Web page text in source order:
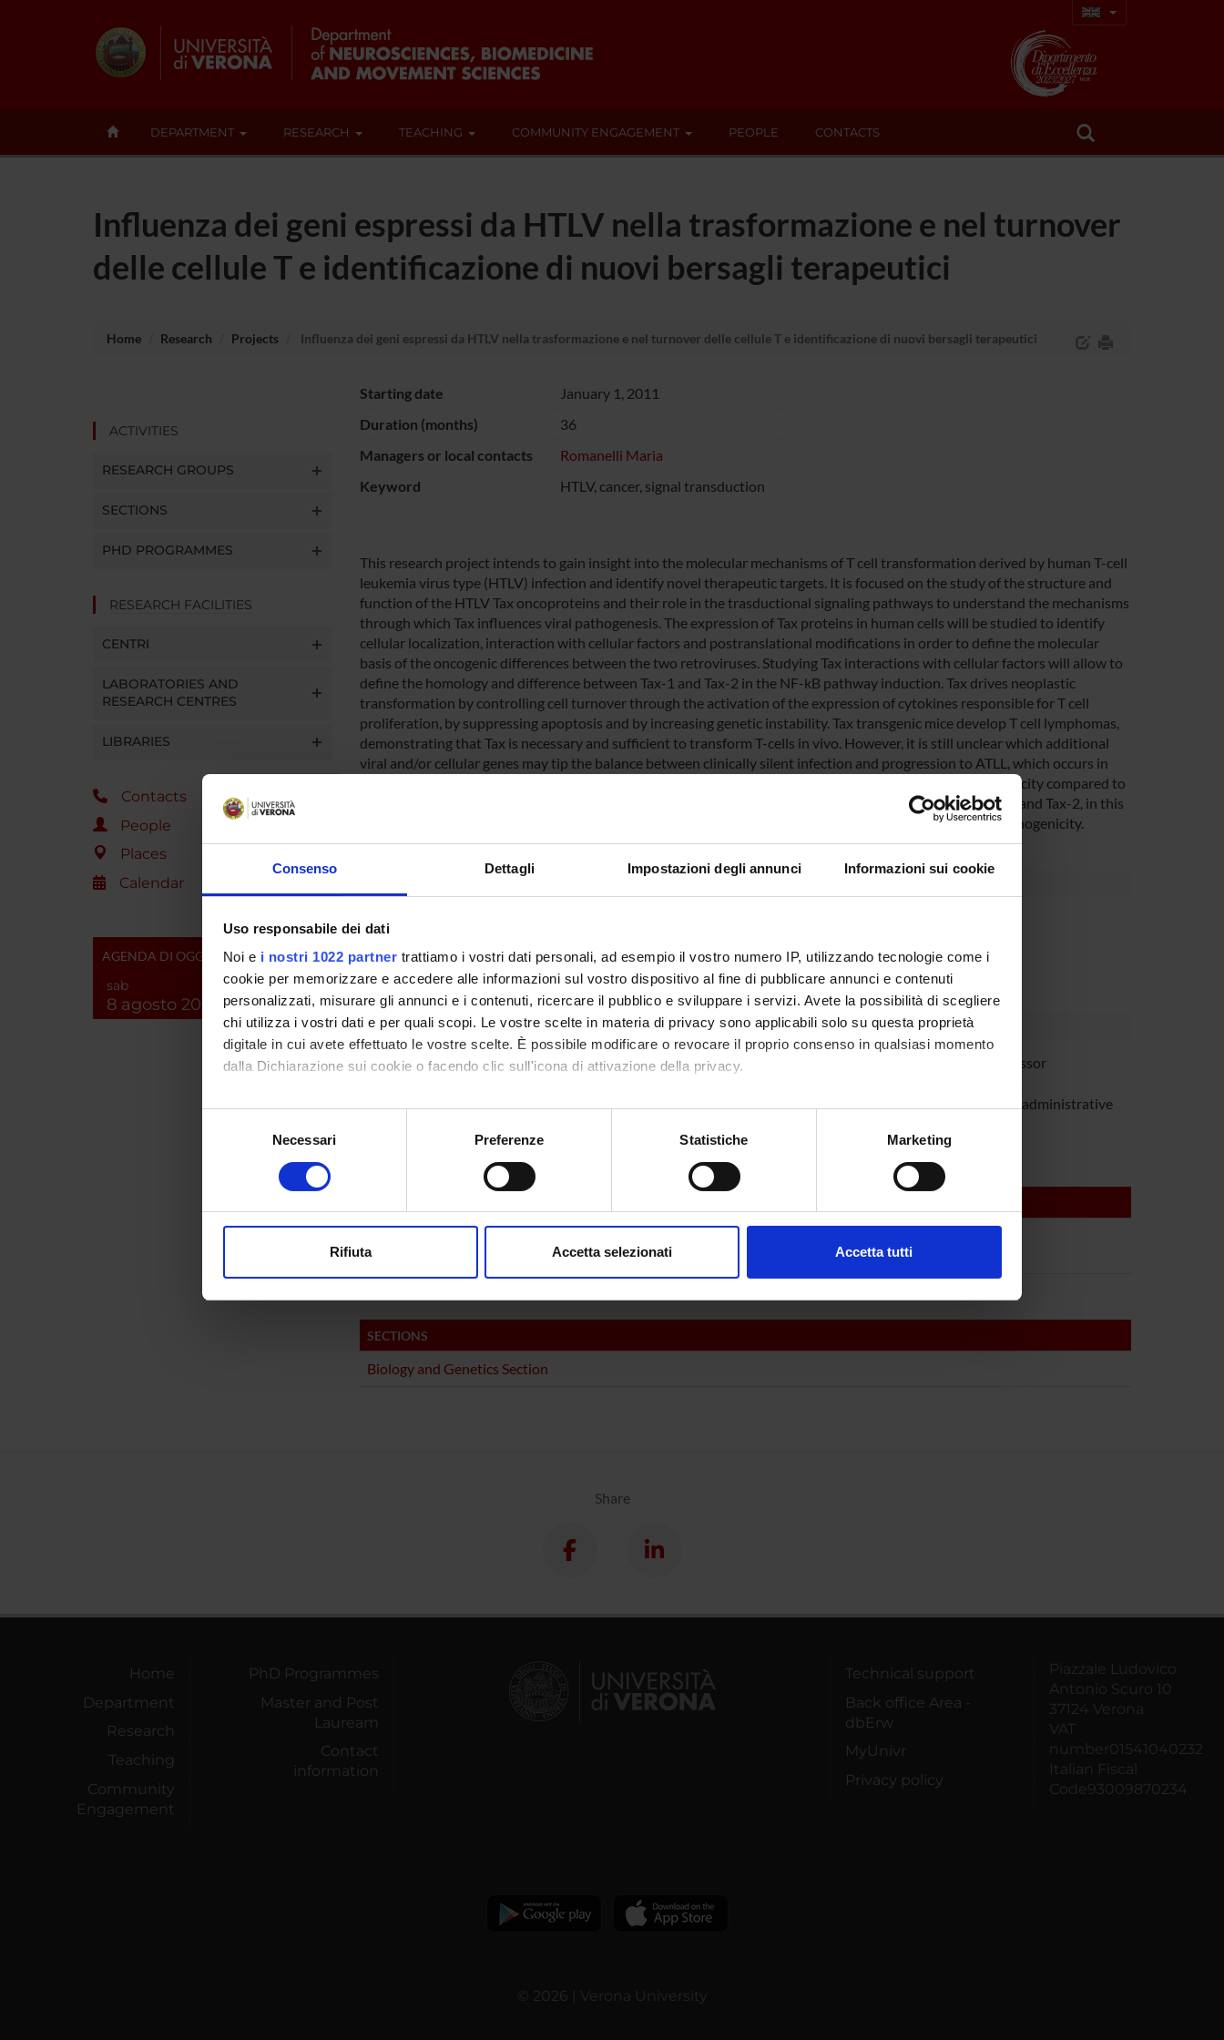
Consenso Dettagli Impostazioni degli annunci Informazioni sui cookie
Uso responsabile dei dati
Noi e i nostri 1022 partner trattiamo i vostri dati personali, ad esempio il vostro numero IP, utilizzando tecnologie come i
cookie per memorizzare e accedere alle informazioni sul vostro dispositivo al fine di pubblicare annunci e contenuti
personalizzati, misurare gli annunci e i contenuti, ricercare il pubblico e sviluppare i servizi. Avete la possibilità di scegliere
chi utilizza i vostri dati e per quali scopi. Le vostre scelte in materia di privacy sono applicabili solo su questa proprietà
digitale in cui avete effettuato le vostre scelte. È possibile modificare o revocare il proprio consenso in qualsiasi momento
dalla Dichiarazione sui cookie o facendo clic sull'icona di attivazione della privacy.
Con il tuo consenso, vorremmo anche:
raccogliere informazioni sulla tua posizione geografica, con un'approssimazione di qualche metro,
digitali).
modificare o ritirare il tuo consenso in qualsiasi momento dalla Dichiarazione sui cookie.
che hanno raccolto dal tuo utilizzo dei loro servizi.
Necessari Preferenze Statistiche Marketing
Rifiuta Accetta selezionati Accetta tutti
DEPARTMENT RESEARCH TEACHING COMMUNITY ENGAGEMENT PEOPLE CONTACTS
Influenza dei geni espressi da HTLV nella trasformazione e nel turnover
delle cellule T e identificazione di nuovi bersagli terapeutici
Home Research Projects Influenza dei geni espressi da HTLV nella trasformazione e nel turnover delle cellule T e identificazione di nuovi bersagli terapeutici
ACTIVITIES
RESEARCH GROUPS
SECTIONS
PHD PROGRAMMES
RESEARCH FACILITIES
CENTRI
LABORATORIES AND
RESEARCH CENTRES
LIBRARIES
Contacts
People
Places
Calendar
AGENDA DI OGGI
sab
8 agosto 2026
Starting date
January 1, 2011
Duration (months)
36
Managers or local contacts
Romanelli Maria
Keyword
HTLV, cancer, signal transduction
This research project intends to gain insight into the molecular mechanisms of T cell transformation derived by human T-cell
leukemia virus type (HTLV) infection and identify novel therapeutic targets. It is focused on the study of the structure and
function of the HTLV Tax oncoproteins and their role in the trasductional signaling pathways to understand the mechanisms
through which Tax influences viral pathogenesis. The expression of Tax proteins in human cells will be studied to identify
cellular localization, interaction with cellular factors and postranslational modifications in order to define the molecular
basis of the oncogenic differences between the two retroviruses. Studying Tax interactions with cellular factors will allow to
define the homology and difference between Tax-1 and Tax-2 in the NF-kB pathway induction. Tax drives neoplastic
transformation by controlling cell turnover through the activation of the expression of cytokines responsible for T cell
proliferation, by suppressing apoptosis and by increasing genetic instability. Tax transgenic mice develop T cell lymphomas,
demonstrating that Tax is necessary and sufficient to transform T-cells in vivo. However, it is still unclear which additional
viral and/or cellular genes may tip the balance between clinically silent infection and progression to ATLL, which occurs in
about 3% of infected individuals after decades of latency. It is known that HTLV- 2 has a reduced pathogenicity compared to
HTLV-1 Since the difference in phatogenicity between HTLV-1 and HTLV-2 is generally attributed to Tax-1 and Tax-2, in this
work we compared the properties of the Tax proteins to better understand their role in the differential pathogenicity.
PRIN VALUTATO
PROJECT PARTICIPANTS
Erica Diani Specializzando Full Professor
Technical-administrative
Biology
SECTIONS
Biology and Genetics Section
Share
Home
Department
Research
Teaching
Community
Engagement
PhD Programmes
Master and Post
Lauream
Contact
information
Technical support
Back office Area -
dbErw
MyUnivr
Privacy policy
Piazzale Ludovico
Antonio Scuro 10
37124 Verona
VAT
number01541040232
Italian Fiscal
Code93009870234
© 2026 | Verona University